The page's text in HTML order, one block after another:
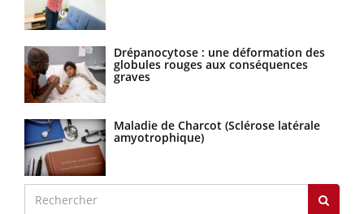
Drépanocytose : une déformation des
globules rouges aux conséquences
graves
Maladie de Charcot (Sclérose latérale
amyotrophique)